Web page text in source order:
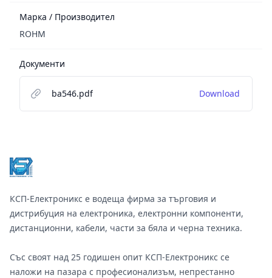
Марка / Производител
ROHM
Документи
ba546.pdf Download
КСП-Електроникс е водеща фирма за търговия и
дистрибуция на електроника, електронни компоненти,
дистанционни, кабели, части за бяла и черна техника.
Със своят над 25 годишен опит КСП-Електроникс се
наложи на пазара с професионализъм, непрестанно